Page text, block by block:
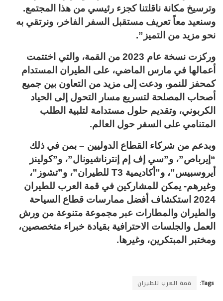
وترسيخ مكانة ناقلتنا كجزء رئيسي من هذا المجتمع.
وسنعيد معاً تعريف مستقبل السفر الفاخر، ونرتقي به
نحو مزيد من التميز”.
وركزت نسخة عام 2023 من القمة، والتي اختتمت
أعمالها في مارس الماضي، على الطيران المستدام
كمحفز للنمو، ودعت إلى مزيد من التعاون بين جميع
أصحاب المصلحة لتسريع مسار التحول إلى الحياد
الكربوني، وتقديم حلول مستدامة لتلبية الطلب
المتنامي على السفر حول العالم.
وبدعم من شركاء القطاع الدوليين – بمن في ذلك
“إيرباص”، و”سي إف إم إنترناشيونال”، و”كولينز
أيروسبيس”، و”أكاديمية T3 للطيران”، و”تشوز”،
وغيرهم- يمكن للمشاركين في قمة العرب للطيران
2024 استكشاف أفضل ممارسات قطاع السياحة
والطيران والمطارات عبر مجموعة متنوعة من ورش
العمل والجلسات الاحترافية بقيادة خبراء متخصصين،
ومختبر المبتكرين، وغيرها.
Tags: قمة العرب للطيران